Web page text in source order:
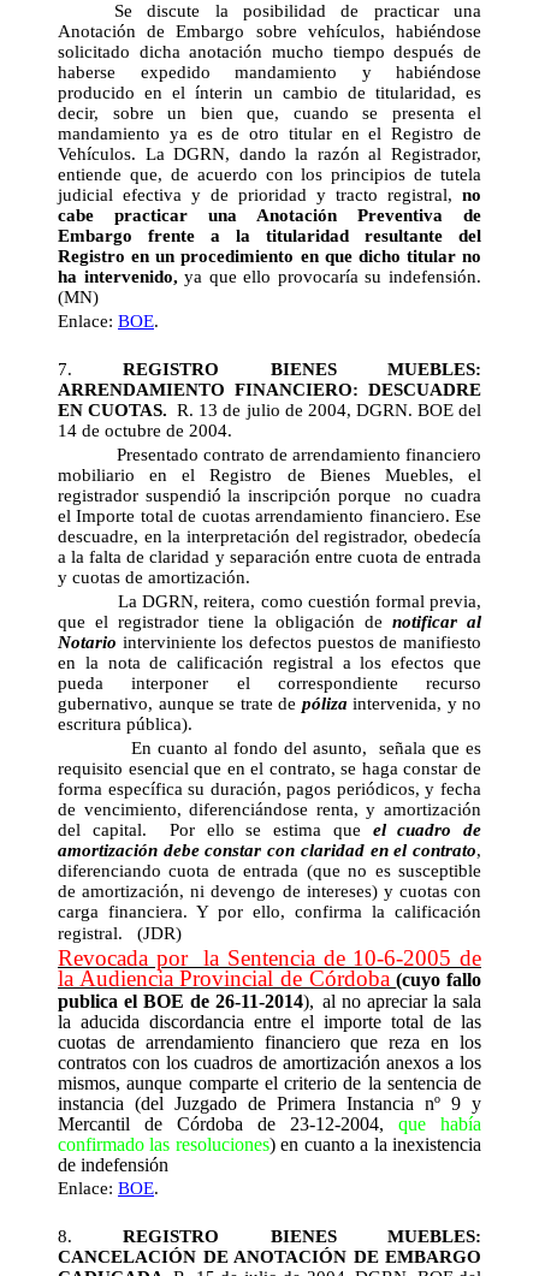
Se discute la posibilidad de practicar una
Anotación de Embargo sobre vehículos, habiéndose
solicitado dicha anotación mucho tiempo después de
haberse expedido mandamiento y habiéndose
producido en el ínterin un cambio de titularidad, es
decir, sobre un bien que, cuando se presenta el
mandamiento ya es de otro titular en el Registro de
Vehículos. La DGRN, dando la razón al Registrador,
entiende que, de acuerdo con los principios de tutela
judicial efectiva y de prioridad y tracto registral, no
cabe practicar una Anotación Preventiva de
Embargo frente a la titularidad resultante del
Registro en un procedimiento en que dicho titular no
ha intervenido,ya que ello provocaría su indefensión.
(MN)
Enlace: BOE.
7.REGISTRO BIENES MUEBLES:
ARRENDAMIENTO FINANCIERO: DESCUADRE
EN CUOTAS.R. 13 de julio de 2004, DGRN. BOE del
14 de octubre de 2004.
Presentado contrato de arrendamiento financiero
mobiliario en el Registro de Bienes Muebles, el
registrador suspendió la inscripción porque no cuadra
el Importe total de cuotas arrendamiento financiero. Ese
descuadre, en la interpretación del registrador, obedecía
a la falta de claridad y separación entre cuota de entrada
y cuotas de amortización.
La DGRN, reitera, como cuestión formal previa,
que el registrador tiene la obligación denotificar al
Notario interviniente los defectos puestos de manifiesto
en la nota de calificación registral a los efectos que
pueda interponer el correspondiente recurso
gubernativo, aunque se trate de póliza intervenida, y no
escritura pública).
En cuanto al fondo del asunto, señala que es
requisito esencial que en el contrato, se haga constar de
forma específica su duración, pagos periódicos, y fecha
de vencimiento, diferenciándose renta, y amortización
del capital. Por ello se estima que el cuadro de
amortización debe constar con claridad en el contrato,
diferenciando cuota de entrada (que no es susceptible
de amortización, ni devengo de intereses) y cuotas con
carga financiera. Y por ello, confirma la calificación
registral.
(JDR)
Revocada por la Sentencia de 10-6-2005 de
la Audiencia Provincial de Córdoba(cuyo fallo
publica el BOE de 26-11-2014), al no apreciar la sala
la aducida discordancia entre el importe total de las
cuotas de arrendamiento financiero que reza en los
contratos con los cuadros de amortización anexos a los
mismos,aunque comparte el criterio de la sentencia de
instancia (del Juzgado de Primera Instancia nº 9 y
Mercantil de Córdoba de 23-12-2004, que había
confirmado las resoluciones)en cuanto a la inexistencia
de indefensión
Enlace: BOE.
8.REGISTRO BIENES MUEBLES:
CANCELACIÓN DE ANOTACIÓN DE EMBARGO